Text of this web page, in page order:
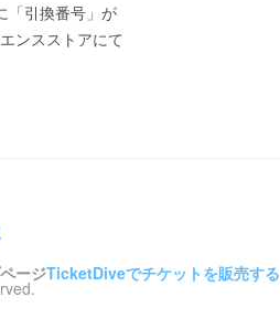
「引換番号」が
ンスストアにて
ージTicketDiveでチケットを販売する